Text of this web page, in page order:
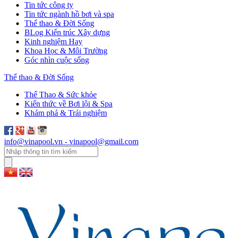
Tin tức công ty
Tin tức ngành hồ bơi và spa
Thể thao & Đời Sống
BLog Kiến trúc Xây dựng
Kinh nghiệm Hay
Khoa Học & Môi Trường
Góc nhìn cuộc sống
Thể thao & Đời Sống
Thể Thao & Sức khỏe
Kiến thức về Bơi lội & Spa
Khám phá & Trải nghiệm
info@vinapool.vn - vinapool@gmail.com